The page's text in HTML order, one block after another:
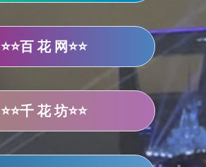
⭐⭐百 花 网⭐⭐
⭐⭐千 花 坊⭐⭐